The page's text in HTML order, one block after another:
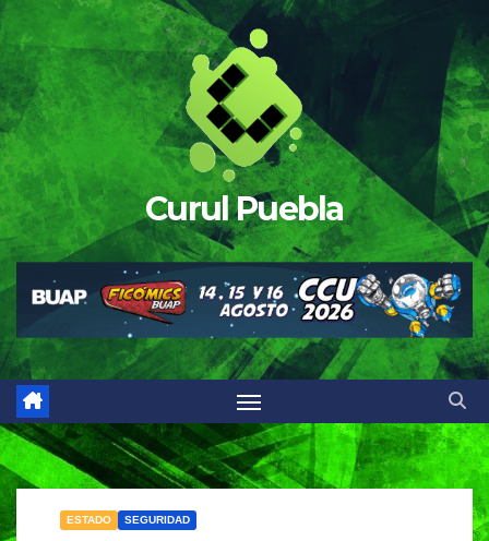
Saltar
al
contenido
Curul Puebla
ESTADO SEGURIDAD